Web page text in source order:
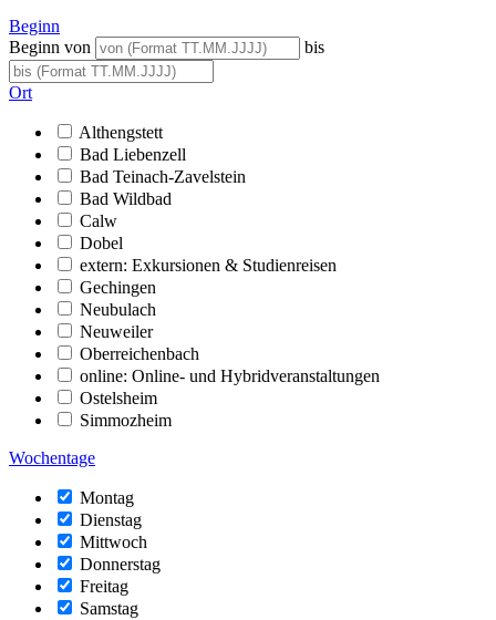
Beginn
Beginn von
bis
Ort
Althengstett
Bad Liebenzell
Bad Teinach-Zavelstein
Bad Wildbad
Calw
Dobel
extern: Exkursionen & Studienreisen
Gechingen
Neubulach
Neuweiler
Oberreichenbach
online: Online- und Hybridveranstaltungen
Ostelsheim
Simmozheim
Wochentage
Montag
Dienstag
Mittwoch
Donnerstag
Freitag
Samstag